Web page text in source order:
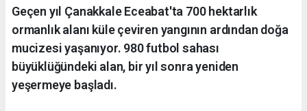
Geçen yıl Çanakkale Eceabat'ta 700 hektarlık
ormanlık alanı küle çeviren yangının ardından doğa
mucizesi yaşanıyor. 980 futbol sahası
büyüklüğündeki alan, bir yıl sonra yeniden
yeşermeye başladı.